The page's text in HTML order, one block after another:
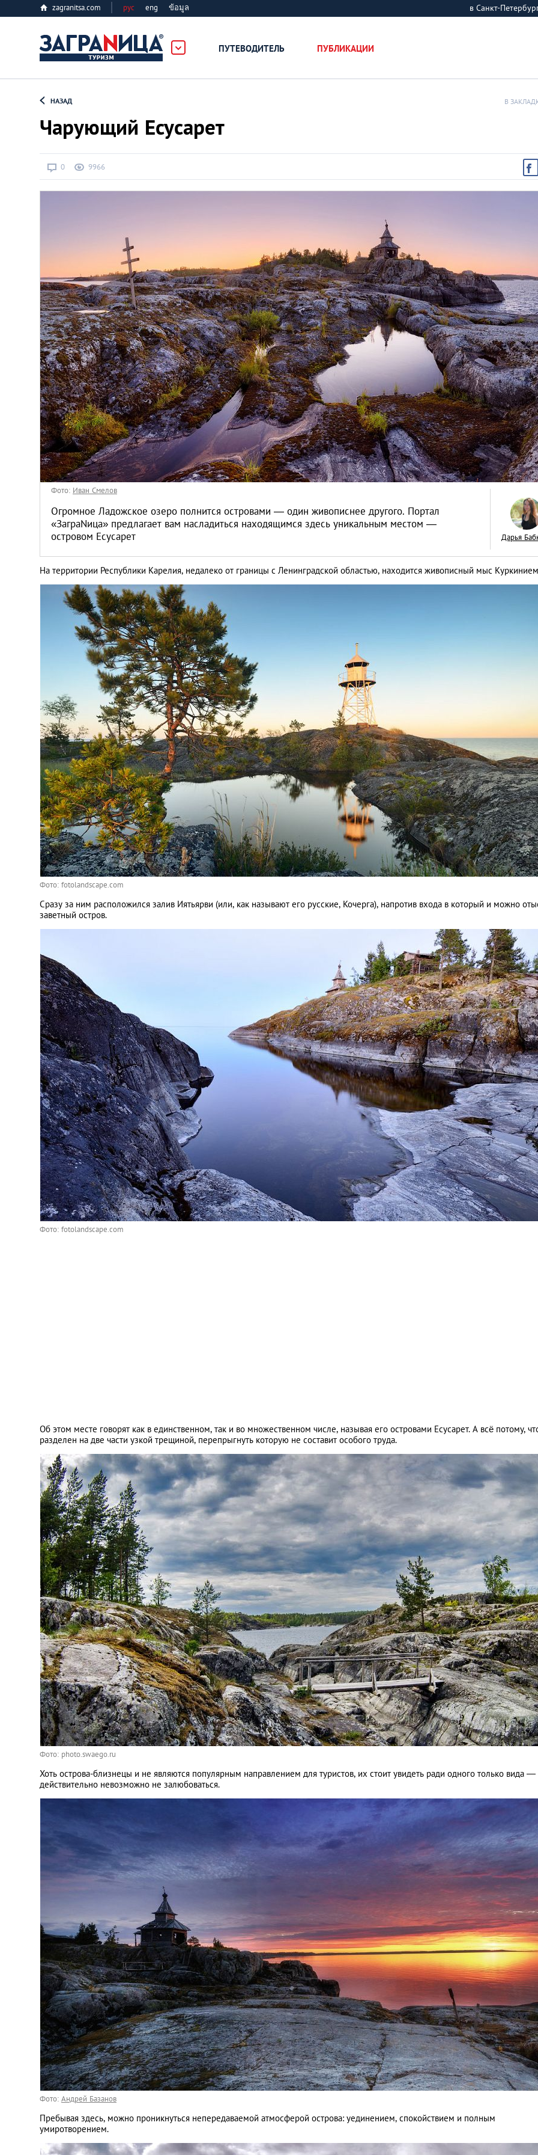
zagranitsa.com рус eng ข้อมูล в Санкт-
ПУТЕВОДИТЕЛЬ ПУБЛИКАЦИИ
Алматы
Афины
Киев
Лондон
Лос-Анджелес
Москва
Париж
Паттайя
Пхукет
Санкт-Петербург
НАЗАД В
Чарующий Есусарет
0 9966
Фото: Иван Смелов
Огромное Ладожское озеро полнится островами — один живописнее другого. Портал
«ЗаграNица» предлагает вам насладиться находящимся здесь уникальным местом —
островом Есусарет
Дарья
На территории Республики Карелия, недалеко от границы с Ленинградской областью, находится живописный мыс
Фото: fotolandscape.com
Сразу за ним расположился залив Иятьярви (или, как называют его русские, Кочерга), напротив входа в который и можно
заветный остров.
Фото: fotolandscape.com
Об этом месте говорят как в единственном, так и во множественном числе, называя его островами Есусарет. А всё потому,
разделен на две части узкой трещиной, перепрыгнуть которую не составит особого труда.
Фото: photo.swaego.ru
Хоть острова-близнецы и не являются популярным направлением для туристов, их стоит увидеть ради одного только вида
действительно невозможно не залюбоваться.
Фото: Андрей Базанов
Пребывая здесь, можно проникнуться непередаваемой атмосферой острова: уединением, спокойствием и полным
умиротворением.